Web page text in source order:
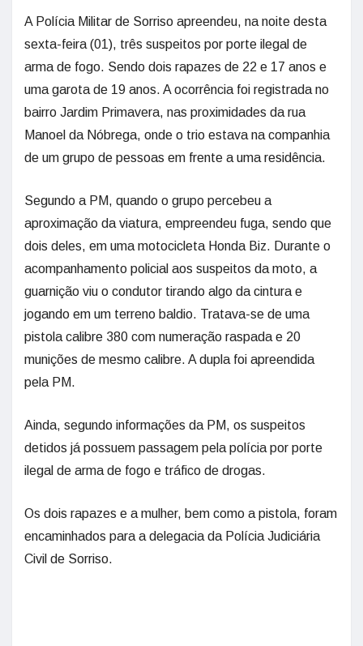
A Polícia Militar de Sorriso apreendeu, na noite desta
sexta-feira (01), três suspeitos por porte ilegal de
arma de fogo. Sendo dois rapazes de 22 e 17 anos e
uma garota de 19 anos. A ocorrência foi registrada no
bairro Jardim Primavera, nas proximidades da rua
Manoel da Nóbrega, onde o trio estava na companhia
de um grupo de pessoas em frente a uma residência.
Segundo a PM, quando o grupo percebeu a
aproximação da viatura, empreendeu fuga, sendo que
dois deles, em uma motocicleta Honda Biz. Durante o
acompanhamento policial aos suspeitos da moto, a
guarnição viu o condutor tirando algo da cintura e
jogando em um terreno baldio. Tratava-se de uma
pistola calibre 380 com numeração raspada e 20
munições de mesmo calibre. A dupla foi apreendida
pela PM.
Ainda, segundo informações da PM, os suspeitos
detidos já possuem passagem pela polícia por porte
ilegal de arma de fogo e tráfico de drogas.
Os dois rapazes e a mulher, bem como a pistola, foram
encaminhados para a delegacia da Polícia Judiciária
Civil de Sorriso.